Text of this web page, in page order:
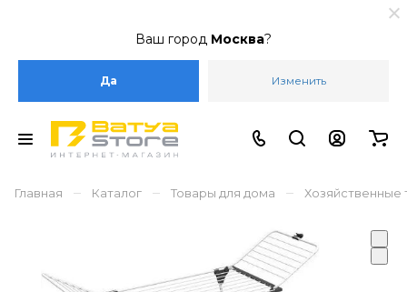
Ваш город Москва?
Да Изменить
Главная – Каталог – Товары для дома – Хозяйственные